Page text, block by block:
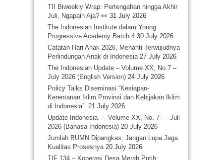
TII Biweekly Wrap: Pertengahan hingga Akhir
Juli, Ngapain Aja? 👀 31 July 2026
The Indonesian Institute dalam Young
Progressive Academy Batch 4 30 July 2026
Catatan Hari Anak 2026, Menanti Terwujudnya
Perlindungan Anak di Indonesia 27 July 2026
The Indonesian Update – Volume XX, No.7 –
July 2026 (English Version) 24 July 2026
Policy Talks Diseminasi “Kesiapan-
Kerentanan Iklim Provinsi dan Kebijakan Iklim
di Indonesia”. 21 July 2026
Update Indonesia — Volume XX, No. 7 — Juli
2026 (Bahasa Indonesia) 20 July 2026
Jumlah BUMN Dipangkas, Jangan Lupa Jaga
Kualitas Prosesnya 20 July 2026
TIF 134 – Koperasi Desa Merah Putih: